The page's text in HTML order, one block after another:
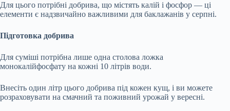
Для цього потрібні добрива, що містять калій і фосфор — ці
елементи є надзвичайно важливими для баклажанів у серпні.
Підготовка добрива
Для суміші потрібна лише одна столова ложка
монокалійфосфату на кожні 10 літрів води.
Внесіть один літр цього добрива під кожен кущ, і ви можете
розраховувати на смачний та поживний урожай у вересні.